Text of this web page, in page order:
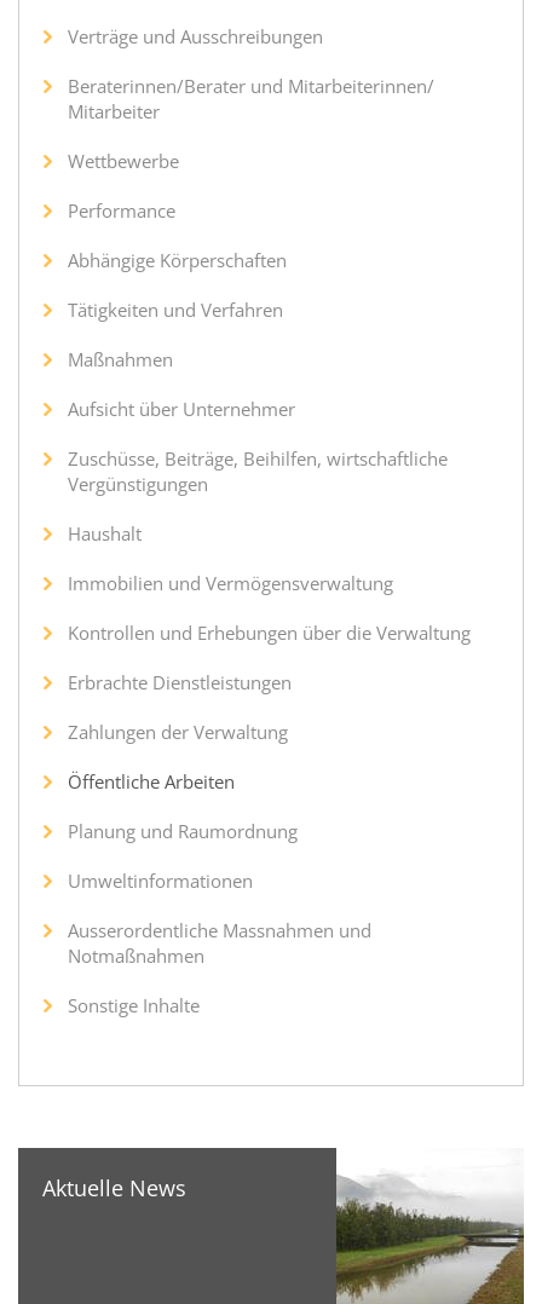
Verträge und Ausschreibungen
Beraterinnen/Berater und Mitarbeiterinnen/
Mitarbeiter
Wettbewerbe
Performance
Abhängige Körperschaften
Tätigkeiten und Verfahren
Maßnahmen
Aufsicht über Unternehmer
Zuschüsse, Beiträge, Beihilfen, wirtschaftliche
Vergünstigungen
Haushalt
Immobilien und Vermögensverwaltung
Kontrollen und Erhebungen über die Verwaltung
Erbrachte Dienstleistungen
Zahlungen der Verwaltung
Öffentliche Arbeiten
Planung und Raumordnung
Umweltinformationen
Ausserordentliche Massnahmen und
Notmaßnahmen
Sonstige Inhalte
Aktuelle News